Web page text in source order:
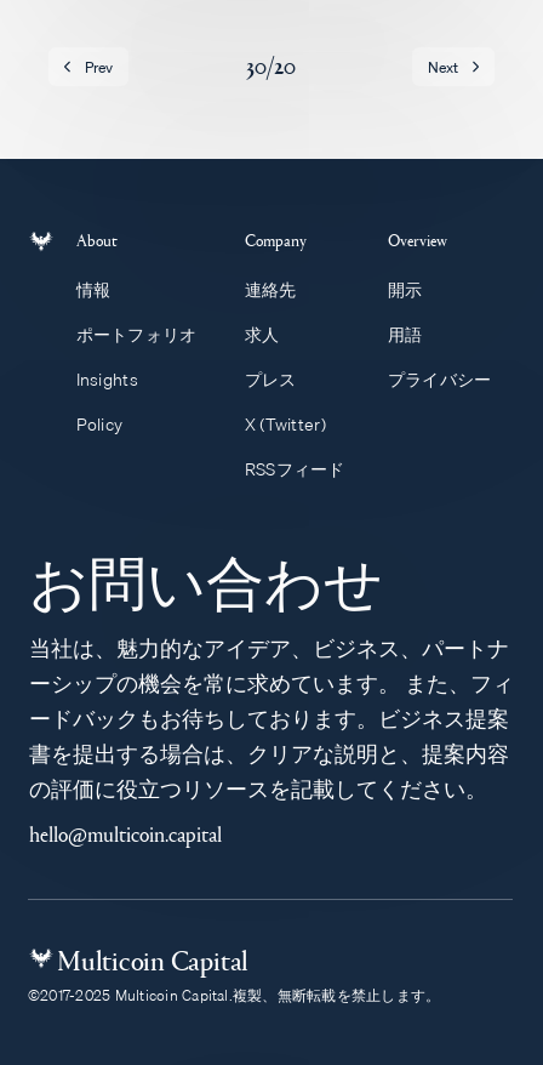
Prev 30/20 Next
About
情報
ポートフォリオ
Insights
Policy
Company
連絡先
求人
プレス
X (Twitter)
RSSフィード
Overview
開示
用語
プライバシー
お問い合わせ
当社は、魅力的なアイデア、ビジネス、パートナ
ーシップの機会を常に求めています。 また、フィ
ードバックもお待ちしております。ビジネス提案
書を提出する場合は、クリアな説明と、提案内容
の評価に役立つリソースを記載してください。
hello@multicoin.capital
Multicoin Capital
©2017-2025 Multicoin Capital.複製、無断転載を禁止します。